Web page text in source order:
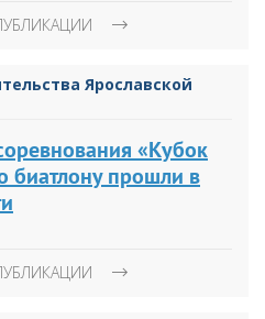
Ярославской
«Кубок
биатлону прошли в